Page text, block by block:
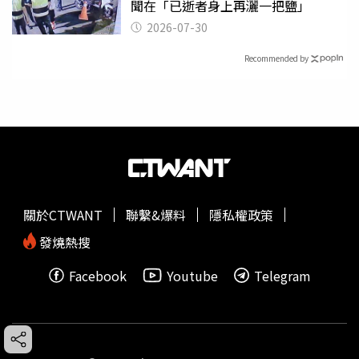
聞在「已逝者身上再灑一把鹽」
2026-07-30
Recommended by
關於CTWANT 聯繫&爆料
隱私權政策
發燒熱搜
Facebook
Youtube Telegram